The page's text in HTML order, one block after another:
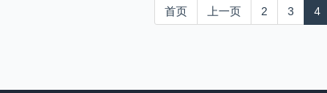
首页 上一页 2 3 4